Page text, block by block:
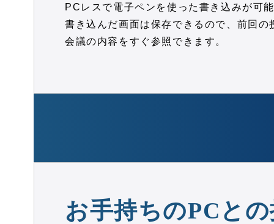
PCレスで電子ペンを使った書き込みが可
書き込んだ画面は保存できるので、前回の
会議の内容をすぐ参照できます。
お手持ちのPCと